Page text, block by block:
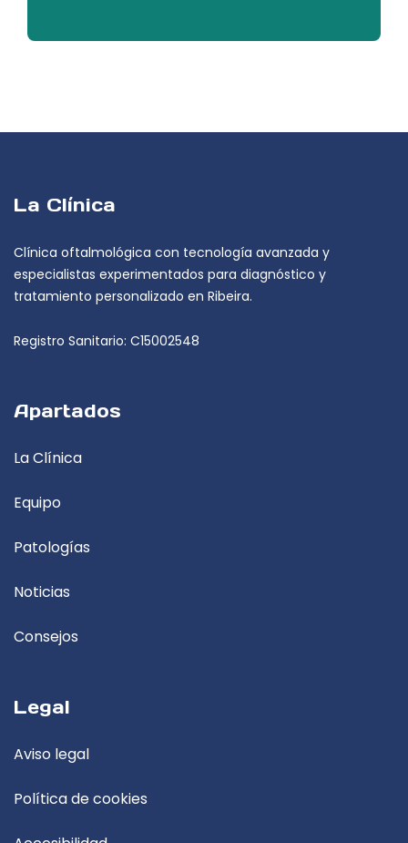
La Clínica
Clínica oftalmológica con tecnología avanzada y
especialistas experimentados para diagnóstico y
tratamiento personalizado en Ribeira.
Registro Sanitario: C15002548
Apartados
La Clínica
Equipo
Patologías
Noticias
Consejos
Legal
Aviso legal
Política de cookies